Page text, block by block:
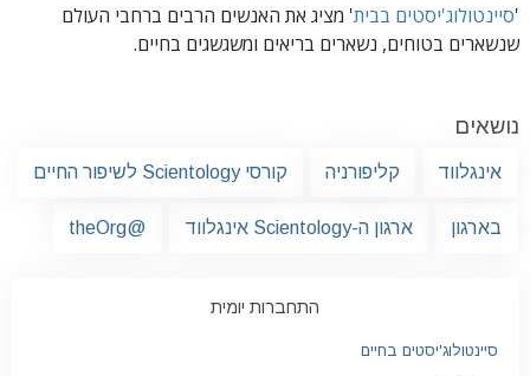
'סיינטולוג'יסטים בבית' מציג את האנשים הרבים ברחבי העולם
שנשארים בטוחים, נשארים בריאים ומשגשגים בחיים.
נושאים
אינגלווד קליפורניה קורסי Scientology לשיפור החיים
בארגון ארגון ה-Scientology אינגלווד @theOrg
התחברות יומית
סיינטולוג'יסטים בחיים